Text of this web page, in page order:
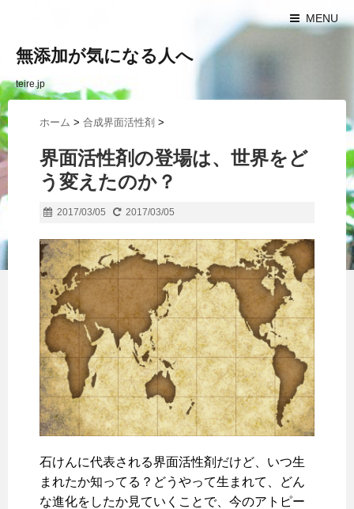
MENU
無添加が気になる人へ
teire.jp
ホーム > 合成界面活性剤 >
界面活性剤の登場は、世界をど
う変えたのか？
2017/03/05 2017/03/05
石けんに代表される界面活性剤だけど、いつ生
まれたか知ってる？どうやって生まれて、どん
な進化をしたか見ていくことで、今のアトピー